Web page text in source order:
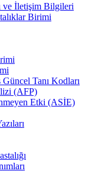
ve İletişim Bilgileri
Birimi
Tanı Kodları
(AFP)
Etki (ASİE)